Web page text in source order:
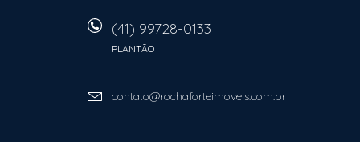
(41) 99728-0133
PLANTÃO
contato@rochaforteimoveis.com.br